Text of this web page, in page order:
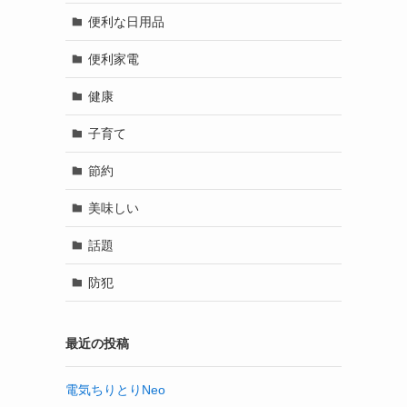
便利な日用品
便利家電
健康
子育て
節約
美味しい
話題
防犯
最近の投稿
電気ちりとりNeo